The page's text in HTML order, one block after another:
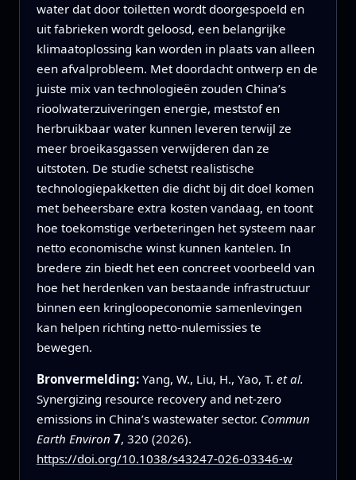
water dat door toiletten wordt doorgespoeld en
uit fabrieken wordt geloosd, een belangrijke
klimaatoplossing kan worden in plaats van alleen
een afvalprobleem. Met doordacht ontwerp en de
juiste mix van technologieën zouden China’s
rioolwaterzuiveringen energie, meststof en
herbruikbaar water kunnen leveren terwijl ze
meer broeikasgassen verwijderen dan ze
uitstoten. De studie schetst realistische
technologiepakketten die dicht bij dit doel komen
met beheersbare extra kosten vandaag, en toont
hoe toekomstige verbeteringen het systeem naar
netto economische winst kunnen kantelen. In
bredere zin biedt het een concreet voorbeeld van
hoe het herdenken van bestaande infrastructuur
binnen een kringloopeconomie samenlevingen
kan helpen richting netto‑nulemissies te
bewegen.
Bronvermelding: Yang, W., Liu, H., Yao, T. et al.
Synergizing resource recovery and net-zero
emissions in China’s wastewater sector. Commun
Earth Environ 7, 320 (2026).
https://doi.org/10.1038/s43247-026-03346-w